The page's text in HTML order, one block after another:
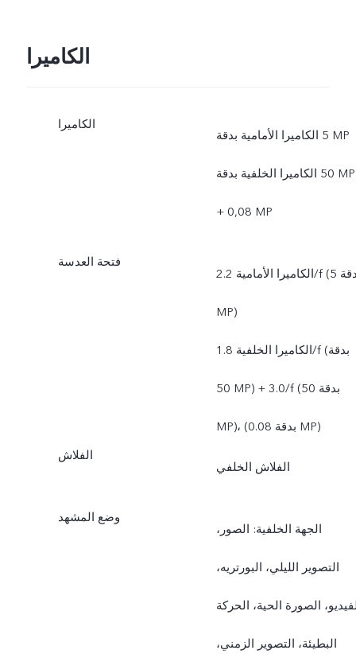
الكاميرا
الكاميرا
الكاميرا الأمامية بدقة ‎5 MP
الكاميرا الخلفية بدقة ‎50 MP
+ ‏‎0,08 MP
فتحة العدسة
الكاميرا الأمامية 2.2/f (بدقة 5
MP)
الكاميرا الخلفية 1.8/f (بدقة
50 MP) + 3.0/f (بدقة 50
MP)، (بدقة 0.08 MP)
الفلاش
الفلاش الخلفي
وضع المشهد
الجهة الخلفية: الصور،
التصوير الليلي، البورتريه،
الصورة الحية، الحركة
البطيئة، التصوير الزمني،